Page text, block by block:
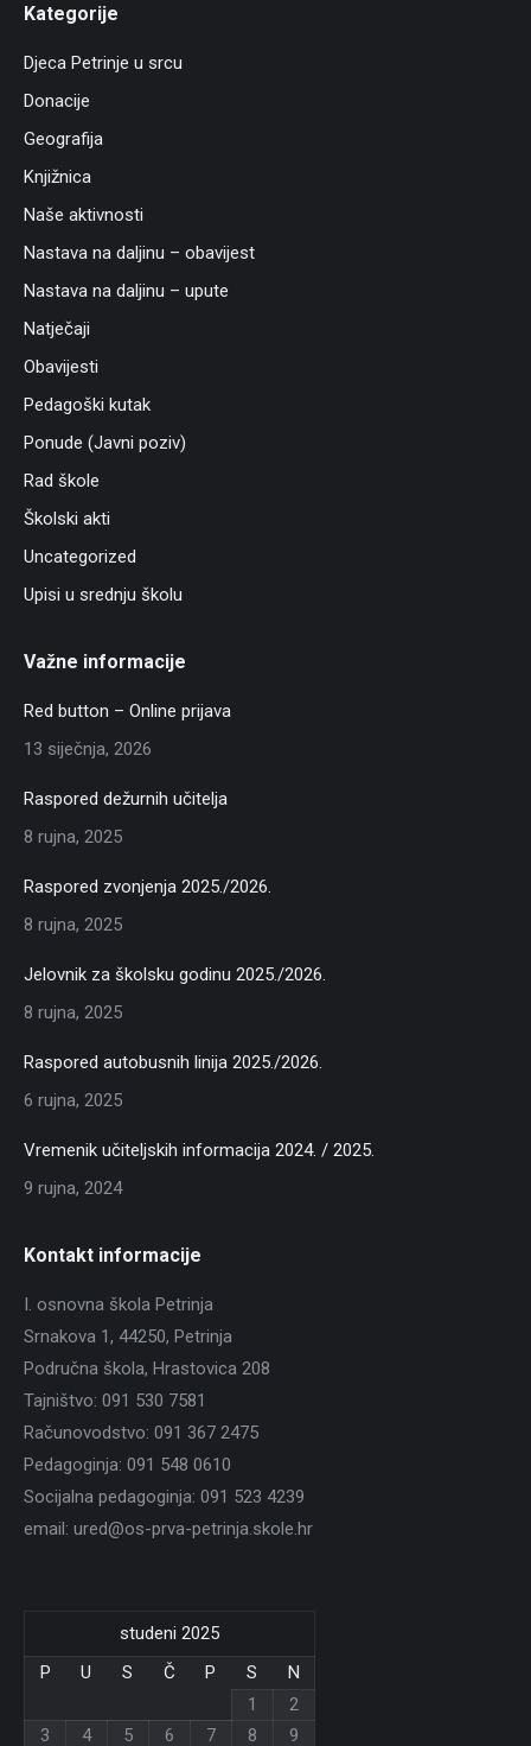
Kategorije
Djeca Petrinje u srcu
Donacije
Geografija
Knjižnica
Naše aktivnosti
Nastava na daljinu – obavijest
Nastava na daljinu – upute
Natječaji
Obavijesti
Pedagoški kutak
Ponude (Javni poziv)
Rad škole
Školski akti
Uncategorized
Upisi u srednju školu
Važne informacije
Red button – Online prijava
13 siječnja, 2026
Raspored dežurnih učitelja
8 rujna, 2025
Raspored zvonjenja 2025./2026.
8 rujna, 2025
Jelovnik za školsku godinu 2025./2026.
8 rujna, 2025
Raspored autobusnih linija 2025./2026.
6 rujna, 2025
Vremenik učiteljskih informacija 2024. / 2025.
9 rujna, 2024
Kontakt informacije
I. osnovna škola Petrinja
Srnakova 1, 44250, Petrinja
Područna škola, Hrastovica 208
Tajništvo: 091 530 7581
Računovodstvo: 091 367 2475
Pedagoginja: 091 548 0610
Socijalna pedagoginja: 091 523 4239
email: ured@os-prva-petrinja.skole.hr
studeni 2025
P
U S Č P S
N
1
2
3
4 5 6 7 8 9